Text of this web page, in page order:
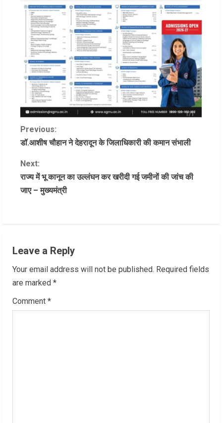
C
n
t
u
e
R
Previous:
डॉ.आशीष चौहान ने देहरादून के जिलाधिकारी की कमान संभाली
Next:
राज्य में भू कानून का उल्लंघन कर खरीदी गई जमीनों की जांच की
जाए – मुख्यमंत्री
Leave a Reply
Your email address will not be published. Required fields
are marked *
Comment *